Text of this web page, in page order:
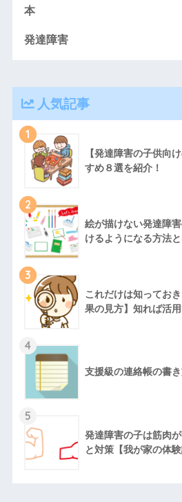
本
発達障害
人気記事
1
【発達障害の子供向
すめ８選を紹介！
2
絵が描けない発達障
けるようになる方法と
3
これだけは知ってお
果の見方】知れば活用
4
支援級の連絡帳の書き
5
発達障害の子は筋肉
と対策【我が家の体験